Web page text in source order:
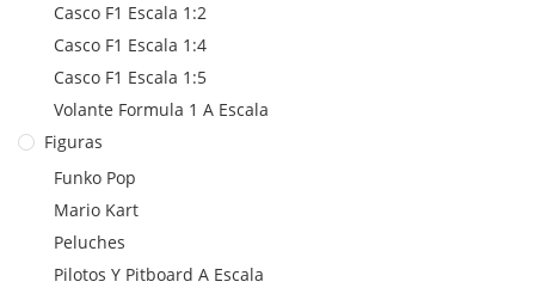
Casco F1 Escala 1:2
Casco F1 Escala 1:4
Casco F1 Escala 1:5
Volante Formula 1 A Escala
Figuras
Funko Pop
Mario Kart
Peluches
Pilotos Y Pitboard A Escala